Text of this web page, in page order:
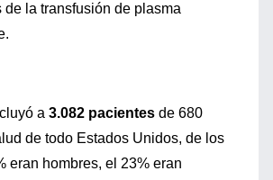
de la transfusión de plasma
a 3.082 pacientes de 680
de todo Estados Unidos, de los
eran hombres, el 23% eran